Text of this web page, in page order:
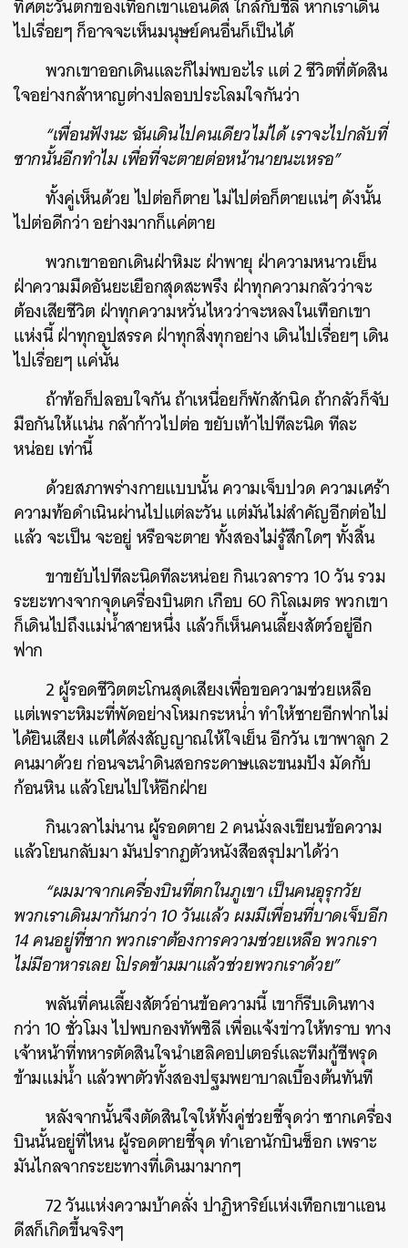
ทิศตะวันตกของเทือกเขาแอนดีส ใกล้กับชิลี หากเราเดิน
ไปเรื่อยๆ ก็อาจจะเห็นมนุษย์คนอื่นก็เป็นได้
พวกเขาออกเดินและก็ไม่พบอะไร แต่ 2 ชีวิตที่ตัดสิน
ใจอย่างกล้าหาญต่างปลอบประโลมใจกันว่า
“เพื่อนฟังนะ ฉันเดินไปคนเดียวไม่ได้ เราจะไปกลับที่
ซากนั้นอีกทำไม เพื่อที่จะตายต่อหน้านายนะเหรอ”
ทั้งคู่เห็นด้วย ไปต่อก็ตาย ไม่ไปต่อก็ตายแน่ๆ ดังนั้น
ไปต่อดีกว่า อย่างมากก็แค่ตาย
พวกเขาออกเดินฝ่าหิมะ ฝ่าพายุ ฝ่าความหนาวเย็น
ฝ่าความมืดอันยะเยือกสุดสะพรึง ฝ่าทุกความกลัวว่าจะ
ต้องเสียชีวิต ฝ่าทุกความหวั่นไหวว่าจะหลงในเทือกเขา
แห่งนี้ ฝ่าทุกอุปสรรค ฝ่าทุกสิ่งทุกอย่าง เดินไปเรื่อยๆ เดิน
ไปเรื่อยๆ แค่นั้น
ถ้าท้อก็ปลอบใจกัน ถ้าเหนื่อยก็พักสักนิด ถ้ากลัวก็จับ
มือกันให้แน่น กล้าก้าวไปต่อ ขยับเท้าไปทีละนิด ทีละ
หน่อย เท่านี้
ด้วยสภาพร่างกายแบบนั้น ความเจ็บปวด ความเศร้า
ความท้อดำเนินผ่านไปแต่ละวัน แต่มันไม่สำคัญอีกต่อไป
แล้ว จะเป็น จะอยู่ หรือจะตาย ทั้งสองไม่รู้สึกใดๆ ทั้งสิ้น
ขาขยับไปทีละนิดทีละหน่อย กินเวลาราว 10 วัน รวม
ระยะทางจากจุดเครื่องบินตก เกือบ 60 กิโลเมตร พวกเขา
ก็เดินไปถึงแม่น้ำสายหนึ่ง แล้วก็เห็นคนเลี้ยงสัตว์อยู่อีก
ฟาก
2 ผู้รอดชีวิตตะโกนสุดเสียงเพื่อขอความช่วยเหลือ
แต่เพราะหิมะที่พัดอย่างโหมกระหน่ำ ทำให้ชายอีกฟากไม่
ได้ยินเสียง แต่ได้ส่งสัญญาณให้ใจเย็น อีกวัน เขาพาลูก 2
คนมาด้วย ก่อนจะนำดินสอกระดาษและขนมปัง มัดกับ
ก้อนหิน แล้วโยนไปให้อีกฝ่าย
กินเวลาไม่นาน ผู้รอดตาย 2 คนนั่งลงเขียนข้อความ
แล้วโยนกลับมา มันปรากฏตัวหนังสือสรุปมาได้ว่า
“ผมมาจากเครื่องบินที่ตกในภูเขา เป็นคนอุรุกวัย
พวกเราเดินมากันกว่า 10 วันแล้ว ผมมีเพื่อนที่บาดเจ็บอีก
14 คนอยู่ที่ซาก พวกเราต้องการความช่วยเหลือ พวกเรา
ไม่มีอาหารเลย โปรดข้ามมาแล้วช่วยพวกเราด้วย”
พลันที่คนเลี้ยงสัตว์อ่านข้อความนี้ เขาก็รีบเดินทาง
กว่า 10 ชั่วโมง ไปพบกองทัพชิลี เพื่อแจ้งข่าวให้ทราบ ทาง
เจ้าหน้าที่ทหารตัดสินใจนำเฮลิคอปเตอร์และทีมกู้ชีพรุด
ข้ามแม่น้ำ แล้วพาตัวทั้งสองปฐมพยาบาลเบื้องต้นทันที
หลังจากนั้นจึงตัดสินใจให้ทั้งคู่ช่วยชี้จุดว่า ซากเครื่อง
บินนั้นอยู่ที่ไหน ผู้รอดตายชี้จุด ทำเอานักบินช็อก เพราะ
มันไกลจากระยะทางที่เดินมามากๆ
72 วันแห่งความบ้าคลั่ง ปาฏิหาริย์แห่งเทือกเขาแอน
ดีสก็เกิดขึ้นจริงๆ
ค้นหา
SHARE TWEET